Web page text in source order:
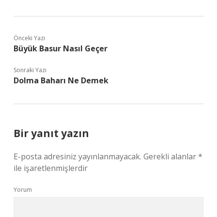
Önceki Yazı
Büyük Basur Nasıl Geçer
Sonraki Yazı
Dolma Baharı Ne Demek
Bir yanıt yazın
E-posta adresiniz yayınlanmayacak. Gerekli alanlar*
ile işaretlenmişlerdir
Yorum